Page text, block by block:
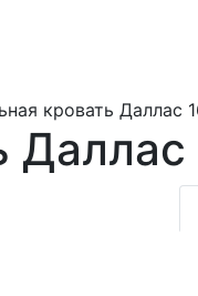
кровать Даллас